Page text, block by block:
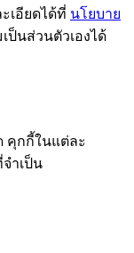
เอียดได้ที่ นโยบาย
ป็นส่วนตัวเองได้
คุกกี้ในแต่ละ
ำเป็น